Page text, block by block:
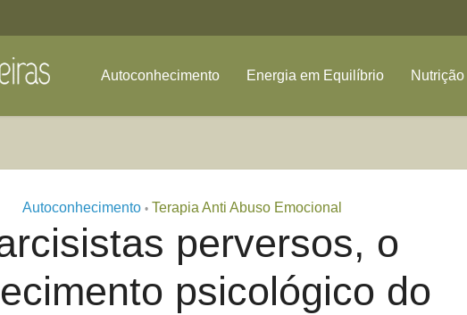
Autoconhecimento Energia em Equilíbrio Nutrição
Autoconhecimento • Terapia Anti Abuso Emocional
perversos, o
psicológico do